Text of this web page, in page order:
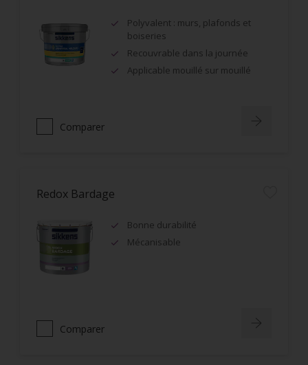
Polyvalent : murs, plafonds et
boiseries
Recouvrable dans la journée
Applicable mouillé sur mouillé
Comparer
Redox Bardage
Bonne durabilité
Mécanisable
Comparer